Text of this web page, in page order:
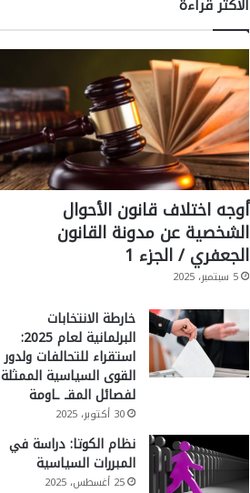
الاكثر قراءةً
أوجه اختلاف قانون الأحوال
الشخصية عن مدونة القانون
الجعفري / الجزء 1
5 سبتمبر، 2025
خارطة الانتخابات
البرلمانية لعام 2025:
استقراء للتحالفات ولدور
القوى السياسية الممثلة
لفصائل المقـ ـاومة
30 أكتوبر، 2025
نظام الكوتا: دراسة في
المبررات السياسية
25 أغسطس، 2025